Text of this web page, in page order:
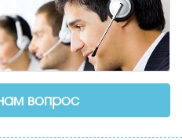
вопрос